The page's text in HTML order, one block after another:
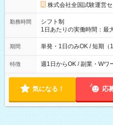
円の場合あり ・国家試験
円（役割手当＋100円）×6時
間】試用期間なし
株式会社全国試験運営
勤務時間
シフト制
1日あたりの実働時間：
間は 試験により異なり
期間 単発・1日のみOK / 短期（1
特徴 週1日からOK / 副業・Wワ
気になる！ 応